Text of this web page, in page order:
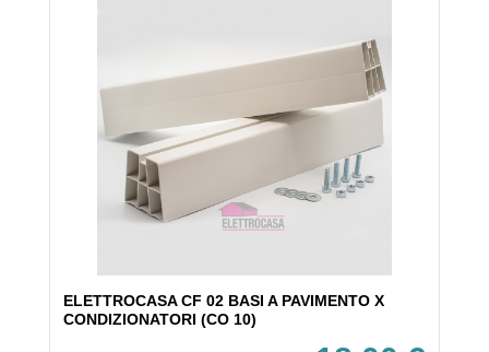
ELETTROCASA CF 02 BASI A PAVIMENTO X
CONDIZIONATORI (CO 10)